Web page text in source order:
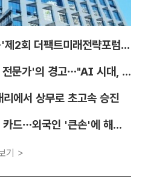
미래를 여는 AI와 일자리…'제2회 더팩트미래전략포럼' 참가 신청
[TF미래전략포럼] SK 'AI 전문가'의 경고…"AI 시대, 인재 격차 더 커진다"
에서 상무로 초고속 승진
[TF현장] 공항서 환전 대신 카드…외국인 '큰손'에 해외카드 매입 시장 쑥
기 >